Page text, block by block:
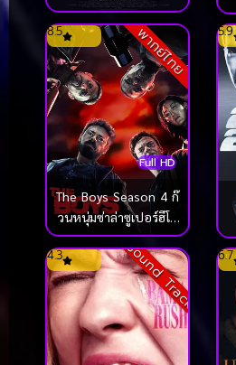
พากย์ไทย
Full HD
8.5
The Boys Season 4 ก๊
วนหนุ่มซ่าล่าซูเปอร์ฮีโร่
(2024)
5.9
Sound Track
4.3 6.7